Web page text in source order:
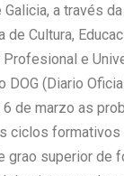
Galicia, a través da
de Cultura,
Profesional e
DOG (Diario
6 de marzo as
ciclos formativos
grao superior de